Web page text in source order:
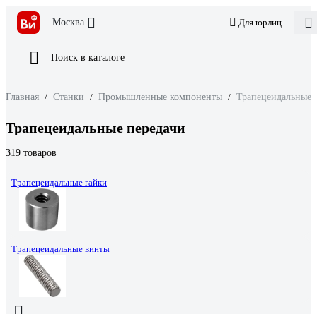
Москва Для юрлиц
Поиск в каталоге
Главная / Станки / Промышленные компоненты / Трапецеидальные
Трапецеидальные передачи
319 товаров
Трапецеидальные гайки
Трапецеидальные винты